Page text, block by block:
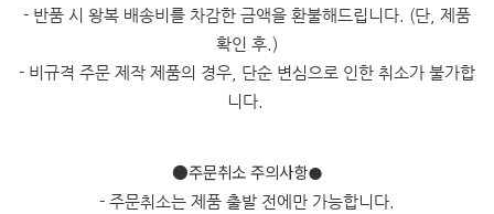
- 반품 시 왕복 배송비를 차감한 금액을 환불해드립니다. (단, 제품
확인 후.)
- 비규격 주문 제작 제품의 경우, 단순 변심으로 인한 취소가 불가합
니다.
●주문취소 주의사항●
- 주문취소는 제품 출발 전에만 가능합니다.